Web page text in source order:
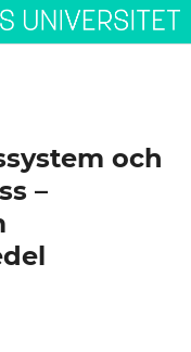
och
–